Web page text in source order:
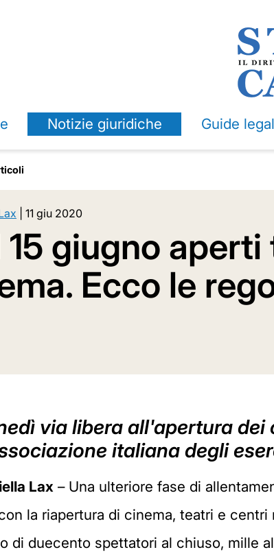
Notizie giuridiche Guide
11 giu 2020
15 giugno
Ecco le
via libera all'apertura
italiana degli
Lax – Una ulteriore fase di
la riapertura di cinema, teatri e
di duecento spettatori al chiuso, mille